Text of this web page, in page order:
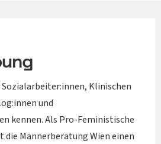
Klinischen
und
kennen. Als Pro-Feministische
die Männerberatung Wien einen